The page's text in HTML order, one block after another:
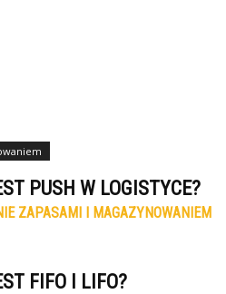
PUSH W LOGISTYCE?
ZAPASAMI I MAGAZYNOWANIEM
FIFO I LIFO?